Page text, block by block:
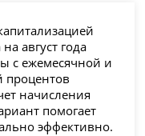
август года
с ежемесячной и
процентов
начисления
помогает
эффективно.